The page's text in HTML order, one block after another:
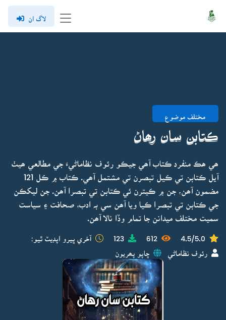
لاگ ان
مختلف موضوع
ڪتابن سان رھاڻ
ھي ھڪ منفرد ڪتاب آھي جيڪو رئوف نظاماڻيءَ جي مطالعي ھيٺ
آيل ڪتابن تي ڪيل تبصرن تي مشتمل آھي. ڪتاب ۾ ڪل 121
مضمون آھن، جن ۾ ڪيترن ئي ڪتابن تي تبصرا آھن. جن ليکڪن
جي ڪتابن تي تبصرا ڪيا ويا آھن سي بہ ادب، صحافت ۽ سياست
سميت مختلف ميدانن جا تمام وڏا نالا آھن.
4.5/5.0
612
123 آخري ڀيرو اپڊيٽ ٿيو:
رئوف نظاماڻي ڇاپو پھريون